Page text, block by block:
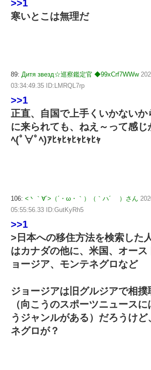
>>1
寒いとこは無理だ
89: Дитя звезд☆巡察鑑定官 ◆99xCrf7WWw
03:34:49.35 ID:LMRQL7rp
>>1
正直、自国で上手くいかないか
に来られても、ねえ～って感じ
ﾍ(ﾟ∀ﾟﾍ)ｱﾋｬﾋｬﾋｬﾋｬﾋｬ
106: <丶｀∀´>（´・ω・｀）（｀ハ´ ）さん
05:55:56.33 ID:GutKyRh5
>>1
>日本への移住方法を検索した
はカナダの他に、米国、オース
ョージア、モンテネグロなど
ジョージアは旧グルジアで相撲
（向こうのスポーツニュース
うジャンルがある）だろうけ
ネグロが？